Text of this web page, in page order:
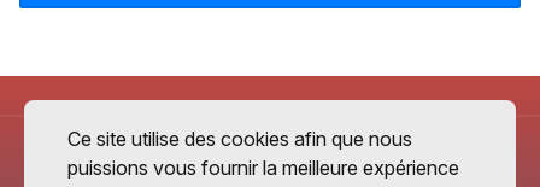
Ce site utilise des cookies afin que nous
puissions vous fournir la meilleure expérience